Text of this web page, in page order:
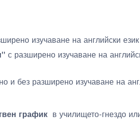
изучаване на английски
с разширено изучаване на
и без разширено изучаване на
графикв училището-гнездо